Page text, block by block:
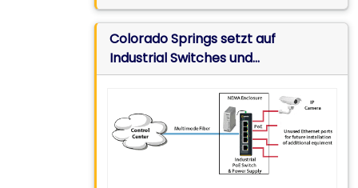
übertragen.
Colorado Springs setzt auf
Industrial Switches und
Stromversorgungen von Perle für
neues Überwachungssystem